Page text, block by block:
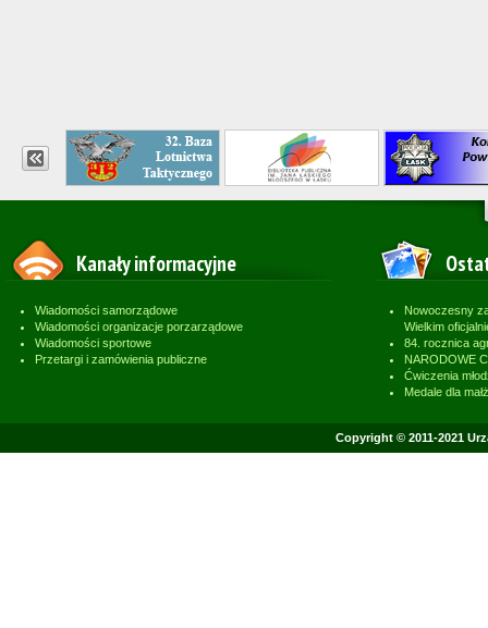
Kanały informacyjne
Wiadomości samorządowe
Wiadomości organizacje porzarządowe
Wiadomości sportowe
Przetargi i zamówienia publiczne
Nowoczesny
Wielkim
84. rocznica
NARODOWE
Ćwiczenia
Medale dla
Copyright © 2011-2021